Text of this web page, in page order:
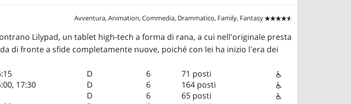
Avventura, Animation, Commedia, Drammatico, Family, Fantasy 

Lilypad, un tablet high-tech a forma di rana, a cui nell'originale presta
di fronte a sfide completamente nuove, poiché con lei ha inizio l'era dei
D 6
71 posti
, 17:30 D 6
164 posti
D 6
65 posti